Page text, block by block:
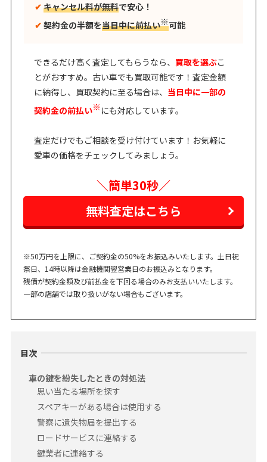
✔︎ キャンセル料が無料で安心！
✔︎ 契約金の半額を当日中に前払い※可能
できるだけ高く査定してもらうなら、 買取を選ぶこ
とがおすすめ。古い車でも買取可能です！査定金額
に納得し、買取契約に至る場合は、 当日中に一部の
契約金の前払い※ にも対応しています。
査定だけでもご相談を受け付けています！お気軽に
愛車の価格をチェックしてみましょう。
＼簡単30秒／
無料査定はこちら
※50万円を上限に、ご契約金の50%をお振込みいたします。土日祝
祭日、14時以降は金融機関翌営業日のお振込みとなります。
残債が契約金額及び前払金を下回る場合のみお支払いいたします。
一部の店舗では取り扱いがない場合もございます。
目次
車の鍵を紛失したときの対処法
思い当たる場所を探す
スペアキーがある場合は使用する
警察に遺失物届を提出する
ロードサービスに連絡する
鍵業者に連絡する